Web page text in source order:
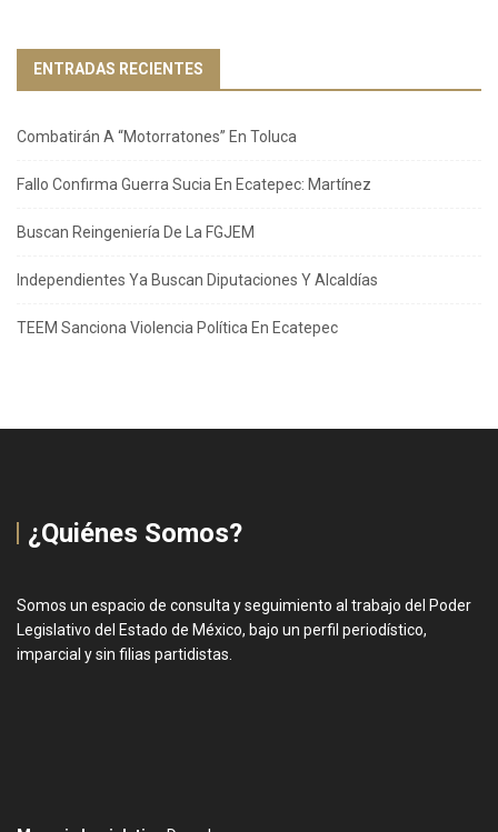
ENTRADAS RECIENTES
Combatirán A “Motorratones” En Toluca
Fallo Confirma Guerra Sucia En Ecatepec: Martínez
Buscan Reingeniería De La FGJEM
Independientes Ya Buscan Diputaciones Y Alcaldías
TEEM Sanciona Violencia Política En Ecatepec
¿Quiénes Somos?
Somos un espacio de consulta y seguimiento al trabajo del Poder
Legislativo del Estado de México, bajo un perfil periodístico,
imparcial y sin filias partidistas.